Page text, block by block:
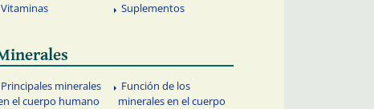
Vitaminas Suplementos
Principales minerales
el cuerpo humano
Función de los
minerales en el cuerpo